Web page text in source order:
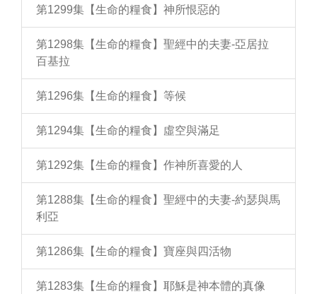
第1299集【生命的糧食】神所恨惡的
第1298集【生命的糧食】聖經中的夫妻-亞居拉
百基拉
第1296集【生命的糧食】等候
第1294集【生命的糧食】虛空與滿足
第1292集【生命的糧食】作神所喜愛的人
第1288集【生命的糧食】聖經中的夫妻-約瑟與馬
利亞
第1286集【生命的糧食】寶座與四活物
第1283集【生命的糧食】耶穌是神本體的真像